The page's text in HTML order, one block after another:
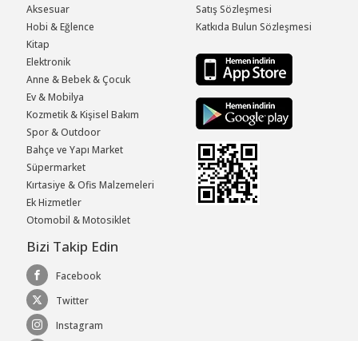
Aksesuar
Hobi & Eğlence
Kitap
Elektronik
Anne & Bebek & Çocuk
Ev & Mobilya
Kozmetik & Kişisel Bakım
Spor & Outdoor
Bahçe ve Yapı Market
Süpermarket
Kırtasiye & Ofis Malzemeleri
Ek Hizmetler
Otomobil & Motosiklet
Satış Sözleşmesi
Katkıda Bulun Sözleşmesi
Bizi Takip Edin
Facebook
Twitter
Instagram